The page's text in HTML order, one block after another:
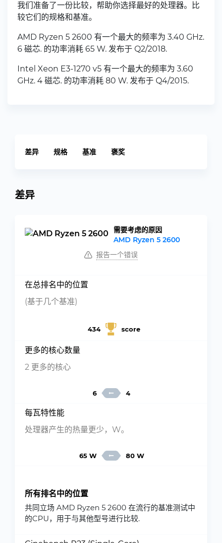
我们准备了一份比较，帮助你选择最好的处理器。比
较它们的规格和基准。
AMD Ryzen 5 2600 有一个最大的频率为 3.40 GHz.
6 磁芯. 的功率消耗 65 W. 发布于 Q2/2018.
Intel Xeon E3-1270 v5 有一个最大的频率为 3.60
GHz. 4 磁芯. 的功率消耗 80 W. 发布于 Q4/2015.
差异 规格 基准 褒奖
差异
需要考虑的原因
AMD Ryzen 5 2600
报告一个错误
在总排名中的位置
(基于几个基准)
434 score
更多的核心数量
2 更多的核心
6 4
每瓦特性能
处理器产生的热量更少，W。
65 W 80 W
所有排名中的位置
共同立场 AMD Ryzen 5 2600 在流行的基准测试中
的CPU，用于与其他型号进行比较.